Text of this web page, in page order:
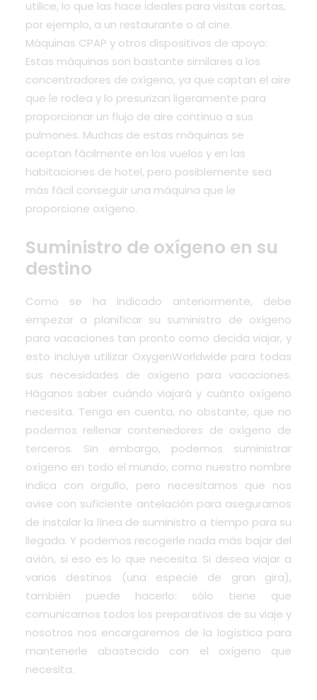
utilice, lo que las hace ideales para visitas cortas,
por ejemplo, a un restaurante o al cine.
Máquinas CPAP y otros dispositivos de apoyo:
Estas máquinas son bastante similares a los
concentradores de oxígeno, ya que captan el aire
que le rodea y lo presurizan ligeramente para
proporcionar un flujo de aire continuo a sus
pulmones. Muchas de estas máquinas se
aceptan fácilmente en los vuelos y en las
habitaciones de hotel, pero posiblemente sea
más fácil conseguir una máquina que le
proporcione oxígeno.
Suministro de oxígeno en su
destino
Como se ha indicado anteriormente, debe
empezar a planificar su suministro de oxígeno
para vacaciones tan pronto como decida viajar, y
esto incluye utilizar OxygenWorldwide para todas
sus necesidades de oxígeno para vacaciones.
Háganos saber cuándo viajará y cuánto oxígeno
necesita. Tenga en cuenta, no obstante, que no
podemos rellenar contenedores de oxígeno de
terceros. Sin embargo, podemos suministrar
oxígeno en todo el mundo, como nuestro nombre
indica con orgullo, pero necesitamos que nos
avise con suficiente antelación para asegurarnos
de instalar la línea de suministro a tiempo para su
llegada. Y podemos recogerle nada más bajar del
avión, si eso es lo que necesita. Si desea viajar a
varios destinos (una especie de gran gira),
también puede hacerlo: sólo tiene que
comunicarnos todos los preparativos de su viaje y
nosotros nos encargaremos de la logística para
mantenerle abastecido con el oxígeno que
necesita.